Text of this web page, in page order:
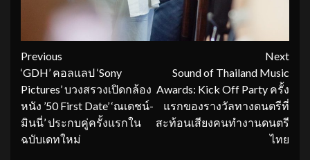
Continue
Reading
Previous
‘GDH’ คอลแลป ‘Sony
Pictures’ บวงสรวงเปิดกล้อง
หนัง ’50 First Date’ ‘ณเดชน์-
มินนี่’ ประกบคู่ครั้งแรกใน
ฉบับเดทใหม่
Next
Sound of Thailand Music
Awards: Kick Off Party ครั้ง
แรกของรางวัลทางดนตรีที่
สะท้อนเสียงคนทำงานดนตรี
ไทย